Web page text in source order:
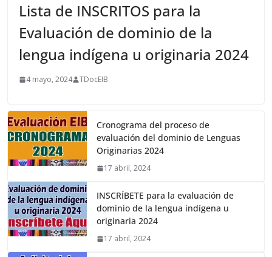
Lista de INSCRITOS para la
Evaluación de dominio de la
lengua indígena u originaria 2024
4 mayo, 2024 TDocEIB
Cronograma del proceso de
evaluación del dominio de Lenguas
Originarias 2024
17 abril, 2024
INSCRÍBETE para la evaluación de
dominio de la lengua indígena u
originaria 2024
17 abril, 2024